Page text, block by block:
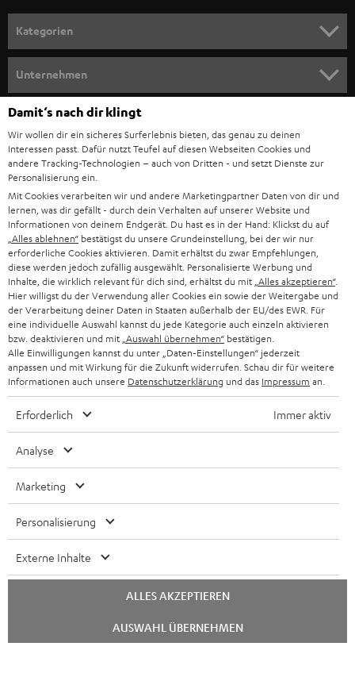
n
m
e
l
d
u
n
g
Kategorien
SOUNDBAR
STEREO
SMART HOME
BLUETOOTH-LAUTSPRECHER
KOPFHÖRER
BLUETOOTH-KOPFHÖRER
STEREOANLAGEN
LAUTSPRECHER
ULTIMA-SERIE
IN-EAR-KOPFHÖRER
FANSHOP
NEUHEITEN
Unternehmen
SUPPORT
KARRIERE
PRESSE & MARKETING
GESCHÄFTSKUNDEN
PARTNERPROGRAMM
BLOG
NEWSLETTER
STORES
DEINE VORTEILE BEI TEUFEL
UNSER MANAGEMENT
NACHHALTIGKEIT
UNSERE WERTE
BILDUNGSRABATT
Teufel Onlineshops
DEUTSCHLAND
ÖSTERREICH
SCHWEIZ
NIEDERLANDE
BELGIEN
FRANKREICH
POLEN
SPANIEN
ITALIEN
Technische Änderungen, Tippfehler und Irrtum vorbehalten. Das auf unseren
Fotos abgebildete Zubehör ist nicht im Lieferumfang enthalten. Etwaige
Entsorgungsgebühren für Batterien sind im Preis inbegriffen.
Impressum AGB Datenschutz Daten-Einstellungen
EU Data Act
Damit‘s nach dir klingt
Wir wollen dir ein sicheres Surferlebnis bieten, das genau zu deinen
Interessen passt. Dafür nutzt Teufel auf diesen Webseiten Cookies und
andere Tracking-Technologien – auch von Dritten - und setzt Dienste zur
Personalisierung ein.
Mit Cookies verarbeiten wir und andere Marketingpartner Daten von dir und
lernen, was dir gefällt - durch dein Verhalten auf unserer Website und
Informationen von deinem Endgerät. Du hast es in der Hand: Klickst du auf
„Alles ablehnen“ bestätigst du unsere Grundeinstellung, bei der wir nur
erforderliche Cookies aktivieren. Damit erhältst du zwar Empfehlungen,
diese werden jedoch zufällig ausgewählt. Personalisierte Werbung und
Inhalte, die wirklich relevant für dich sind, erhältst du mit „Alles akzeptieren“.
Hier willigst du der Verwendung aller Cookies ein sowie der Weitergabe und
der Verarbeitung deiner Daten in Staaten außerhalb der EU/des EWR. Für
eine individuelle Auswahl kannst du jede Kategorie auch einzeln aktivieren
bzw. deaktivieren und mit „Auswahl übernehmen“ bestätigen.
Alle Einwilligungen kannst du unter „Daten-Einstellungen“ jederzeit
anpassen und mit Wirkung für die Zukunft widerrufen. Schau dir für weitere
Informationen auch unsere Datenschutzerklärung und das Impressum an.
Erforderlich Immer aktiv
Analyse
Marketing
Personalisierung
Externe Inhalte
ALLES AKZEPTIEREN
AUSWAHL ÜBERNEHMEN